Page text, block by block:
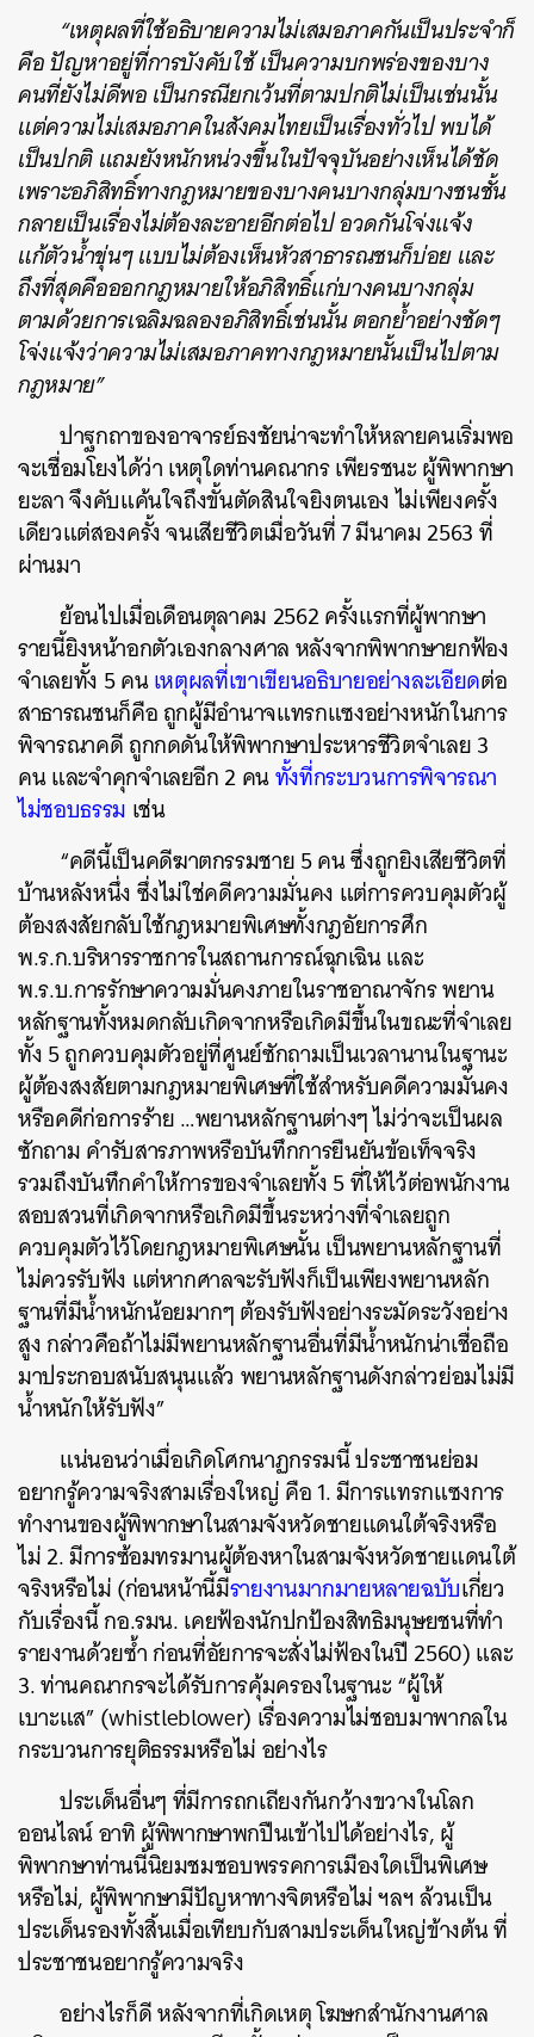
“เหตุผลที่ใช้อธิบายความไม่เสมอภาคกันเป็นประจำก็
คือ ปัญหาอยู่ที่การบังคับใช้ เป็นความบกพร่องของบาง
คนที่ยังไม่ดีพอ เป็นกรณียกเว้นที่ตามปกติไม่เป็นเช่นนั้น
แต่ความไม่เสมอภาคในสังคมไทยเป็นเรื่องทั่วไป พบได้
เป็นปกติ แถมยังหนักหน่วงขึ้นในปัจจุบันอย่างเห็นได้ชัด
เพราะอภิสิทธิ์ทางกฎหมายของบางคนบางกลุ่มบางชนชั้น
กลายเป็นเรื่องไม่ต้องละอายอีกต่อไป อวดกันโจ่งแจ้ง
แก้ตัวน้ำขุ่นๆ แบบไม่ต้องเห็นหัวสาธารณชนก็บ่อย และ
ถึงที่สุดคือออกกฎหมายให้อภิสิทธิ์แก่บางคนบางกลุ่ม
ตามด้วยการเฉลิมฉลองอภิสิทธิ์เช่นนั้น ตอกย้ำอย่างชัดๆ
โจ่งแจ้งว่าความไม่เสมอภาคทางกฎหมายนั้นเป็นไปตาม
กฎหมาย”
ปาฐกถาของอาจารย์ธงชัยน่าจะทำให้หลายคนเริ่มพอ
จะเชื่อมโยงได้ว่า เหตุใดท่านคณากร เพียรชนะ ผู้พิพากษา
ยะลา จึงคับแค้นใจถึงขั้นตัดสินใจยิงตนเอง ไม่เพียงครั้ง
เดียวแต่สองครั้ง จนเสียชีวิตเมื่อวันที่ 7 มีนาคม 2563 ที่
ผ่านมา
ย้อนไปเมื่อเดือนตุลาคม 2562 ครั้งแรกที่ผู้พากษา
รายนี้ยิงหน้าอกตัวเองกลางศาล หลังจากพิพากษายกฟ้อง
จำเลยทั้ง 5 คนเหตุผลที่เขาเขียนอธิบายอย่างละเอียดต่อ
สาธารณชนก็คือ ถูกผู้มีอำนาจแทรกแซงอย่างหนักในการ
พิจารณาคดี ถูกกดดันให้พิพากษาประหารชีวิตจำเลย 3
คน และจำคุกจำเลยอีก 2 คนทั้งที่กระบวนการพิจารณา
ไม่ชอบธรรม เช่น
“คดีนี้เป็นคดีฆาตกรรมชาย 5 คน ซึ่งถูกยิงเสียชีวิตที่
บ้านหลังหนึ่ง ซึ่งไม่ใช่คดีความมั่นคง แต่การควบคุมตัวผู้
ต้องสงสัยกลับใช้กฎหมายพิเศษทั้งกฎอัยการศึก
พ.ร.ก.บริหารราชการในสถานการณ์ฉุกเฉิน และ
พ.ร.บ.การรักษาความมั่นคงภายในราชอาณาจักร พยาน
หลักฐานทั้งหมดกลับเกิดจากหรือเกิดมีขึ้นในขณะที่จำเลย
ทั้ง 5 ถูกควบคุมตัวอยู่ที่ศูนย์ซักถามเป็นเวลานานในฐานะ
ผู้ต้องสงสัยตามกฎหมายพิเศษที่ใช้สำหรับคดีความมั่นคง
หรือคดีก่อการร้าย …พยานหลักฐานต่างๆ ไม่ว่าจะเป็นผล
ซักถาม คำรับสารภาพหรือบันทึกการยืนยันข้อเท็จจริง
รวมถึงบันทึกคำให้การของจำเลยทั้ง 5 ที่ให้ไว้ต่อพนักงาน
สอบสวนที่เกิดจากหรือเกิดมีขึ้นระหว่างที่จำเลยถูก
ควบคุมตัวไว้โดยกฎหมายพิเศษนั้น เป็นพยานหลักฐานที่
ไม่ควรรับฟัง แต่หากศาลจะรับฟังก็เป็นเพียงพยานหลัก
ฐานที่มีน้ำหนักน้อยมากๆ ต้องรับฟังอย่างระมัดระวังอย่าง
สูง กล่าวคือถ้าไม่มีพยานหลักฐานอื่นที่มีน้ำหนักน่าเชื่อถือ
มาประกอบสนับสนุนแล้ว พยานหลักฐานดังกล่าวย่อมไม่มี
น้ำหนักให้รับฟัง”
แน่นอนว่าเมื่อเกิดโศกนาฏกรรมนี้ ประชาชนย่อม
อยากรู้ความจริงสามเรื่องใหญ่ คือ 1. มีการแทรกแซงการ
ทำงานของผู้พิพากษาในสามจังหวัดชายแดนใต้จริงหรือ
ไม่ 2. มีการซ้อมทรมานผู้ต้องหาในสามจังหวัดชายแดนใต้
จริงหรือไม่ (ก่อนหน้านี้มีรายงานมากมายหลายฉบับเกี่ยว
กับเรื่องนี้ กอ.รมน. เคยฟ้องนักปกป้องสิทธิมนุษยชนที่ทำ
รายงานด้วยซ้ำ ก่อนที่อัยการจะสั่งไม่ฟ้องในปี 2560) และ
3. ท่านคณากรจะได้รับการคุ้มครองในฐานะ “ผู้ให้
เบาะแส” (whistleblower) เรื่องความไม่ชอบมาพากลใน
กระบวนการยุติธรรมหรือไม่ อย่างไร
ประเด็นอื่นๆ ที่มีการถกเถียงกันกว้างขวางในโลก
ออนไลน์ อาทิ ผู้พิพากษาพกปืนเข้าไปได้อย่างไร, ผู้
พิพากษาท่านนี้นิยมชมชอบพรรคการเมืองใดเป็นพิเศษ
หรือไม่, ผู้พิพากษามีปัญหาทางจิตหรือไม่ ฯลฯ ล้วนเป็น
ประเด็นรองทั้งสิ้นเมื่อเทียบกับสามประเด็นใหญ่ข้างต้น ที่
ประชาชนอยากรู้ความจริง
อย่างไรก็ดี หลังจากที่เกิดเหตุ โฆษกสำนักงานศาล
ค้นหา
SHARE TWEET LINE EMAIL